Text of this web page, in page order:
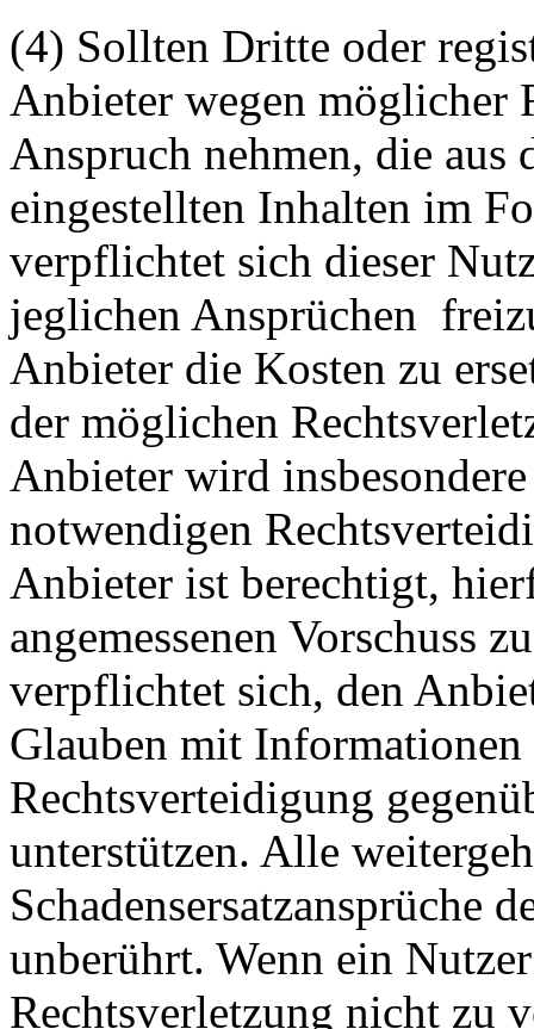
(4) Sollten Dritte oder
Anbieter wegen möglicher
Anspruch nehmen, die aus
eingestellten Inhalten im
verpflichtet sich dieser
jeglichen Ansprüchen
Anbieter die Kosten zu
der möglichen
Anbieter wird
notwendigen
Anbieter ist berechtigt,
angemessenen Vorschuss
verpflichtet sich, den
Glauben mit
Rechtsverteidigung
unterstützen. Alle
Schadensersatzansprüche
unberührt. Wenn ein
Rechtsverletzung nicht zu